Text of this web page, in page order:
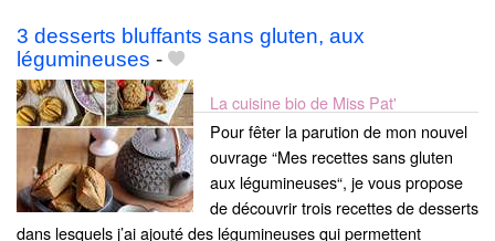
3 desserts bluffants sans gluten, aux
légumineuses -
La cuisine bio de Miss Pat'
Pour fêter la parution de mon nouvel
ouvrage “Mes recettes sans gluten
aux légumineuses“, je vous propose
de découvrir trois recettes de desserts
dans lesquels j’ai ajouté des légumineuses qui permettent